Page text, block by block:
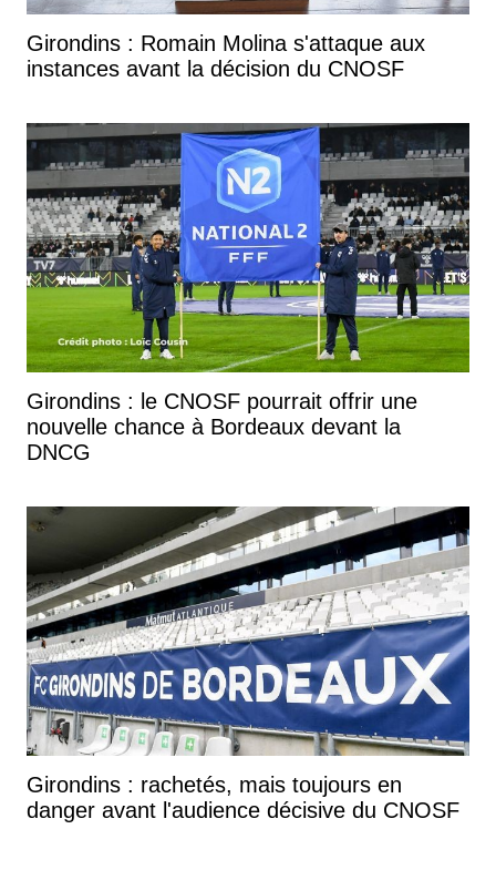
Girondins : Romain Molina s'attaque aux
instances avant la décision du CNOSF
Girondins : le CNOSF pourrait offrir une
nouvelle chance à Bordeaux devant la
DNCG
Girondins : rachetés, mais toujours en
danger avant l'audience décisive du CNOSF